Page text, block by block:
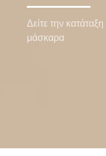
Δείτε την
μάσκαρα